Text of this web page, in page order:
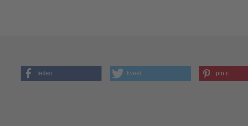
teilen tweet pin it